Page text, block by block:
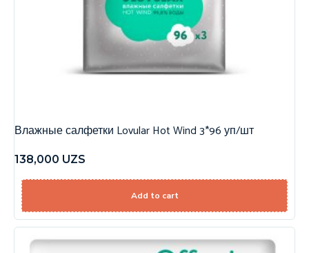
Влажные салфетки Lovular Hot Wind 3*96 уп/шт
138,000 UZS
Add to cart